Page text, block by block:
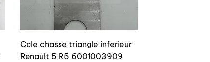
Cale chasse triangle inferieur
Renault 5 R5 6001003909